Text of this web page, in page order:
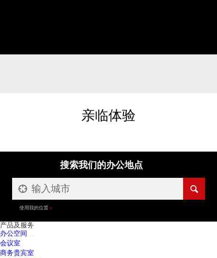
亲临体验
搜索我们的办公地点
使用我的位置
产品及服务
办公空间
会议室
商务贵宾室